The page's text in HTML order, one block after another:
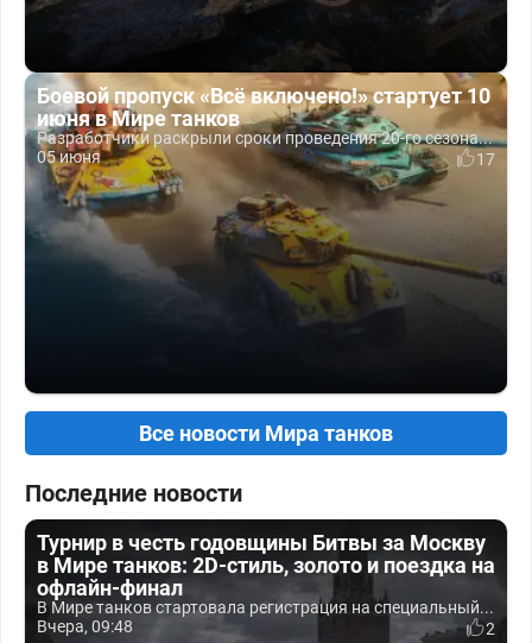
Боевой пропуск «Всё включено!» стартует 10
июня в Мире танков
Разработчики раскрыли сроки проведения 20-го сезона...
05 июня
17
Все новости Мира танков
Последние новости
Турнир в честь годовщины Битвы за Москву
в Мире танков: 2D-стиль, золото и поездка на
офлайн-финал
В Мире танков стартовала регистрация на специальный...
Вчера, 09:48
2